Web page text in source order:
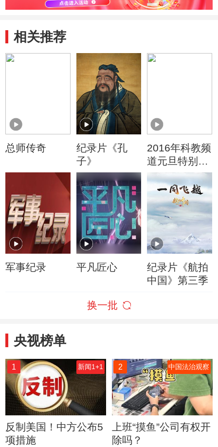
相关推荐
总师传奇
纪录片《孔
子》
2016年科教频
道元旦特别节
目 深潜
军事纪录 平凡匠心
纪录片《航拍
中国》第三季
换一批
央视榜单
1 新闻1+1
反制美国！中方公布5
项措施
2 中国法治观察
上班“摸鱼”公司有权开
除吗？